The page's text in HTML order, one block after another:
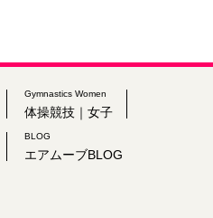
Gymnastics Women
体操競技｜女子
BLOG
エアムーブBLOG